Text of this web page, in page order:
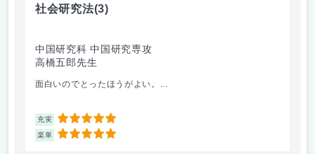
社会研究法(3)
中国研究科 中国研究専攻
高橋五郎先生
面白いのでとったほうがよい。...
充実 5
楽単 5